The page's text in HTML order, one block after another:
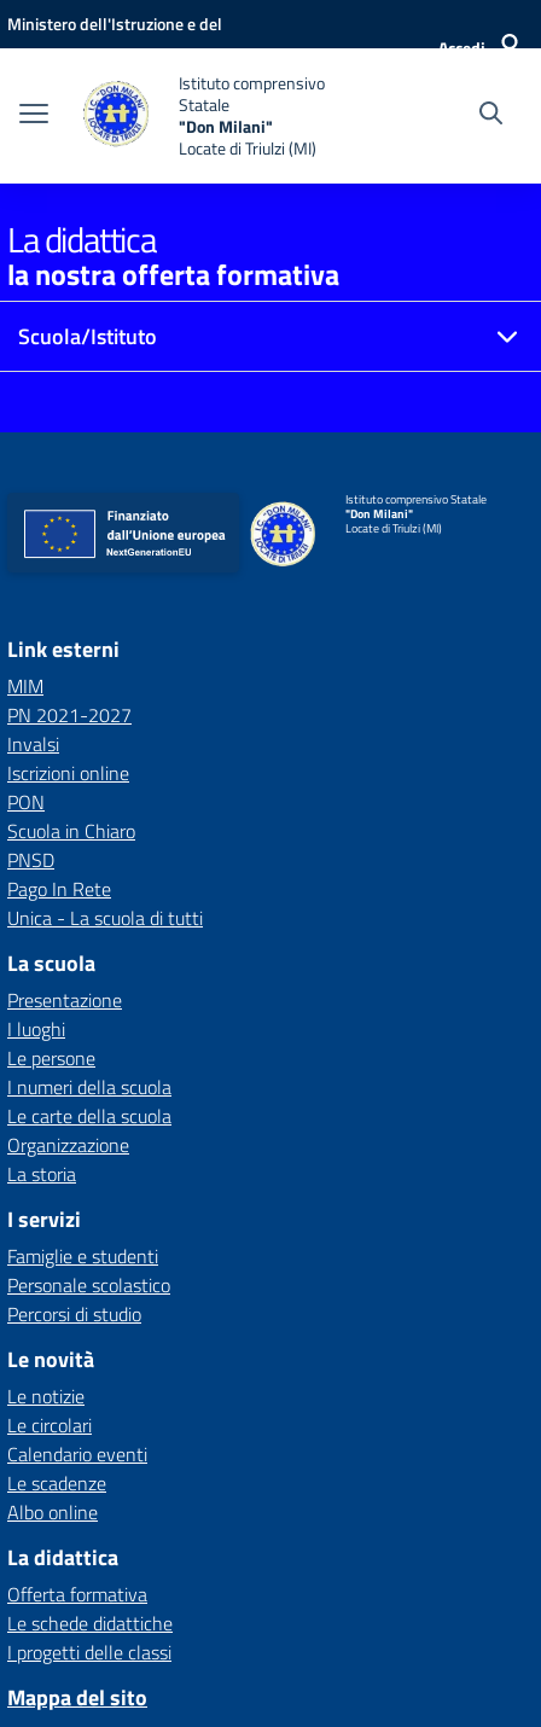
Vai ai contenuti
Vai al menu di navigazione
Vai al footer
Ministero dell'Istruzione e del
Accedi
Istituto comprensivo
Statale
"Don Milani"
Locate di Triulzi (MI)
La didattica
la nostra offerta formativa
Scuola/Istituto
Istituto comprensivo Statale
"Don Milani"
Locate di Triulzi (MI)
Link esterni
MIM
PN 2021-2027
Invalsi
Iscrizioni online
PON
Scuola in Chiaro
PNSD
Pago In Rete
Unica - La scuola di tutti
La scuola
Presentazione
I luoghi
Le persone
I numeri della scuola
Le carte della scuola
Organizzazione
La storia
I servizi
Famiglie e studenti
Personale scolastico
Percorsi di studio
Le novità
Le notizie
Le circolari
Calendario eventi
Le scadenze
Albo online
La didattica
Offerta formativa
Le schede didattiche
I progetti delle classi
Mappa del sito